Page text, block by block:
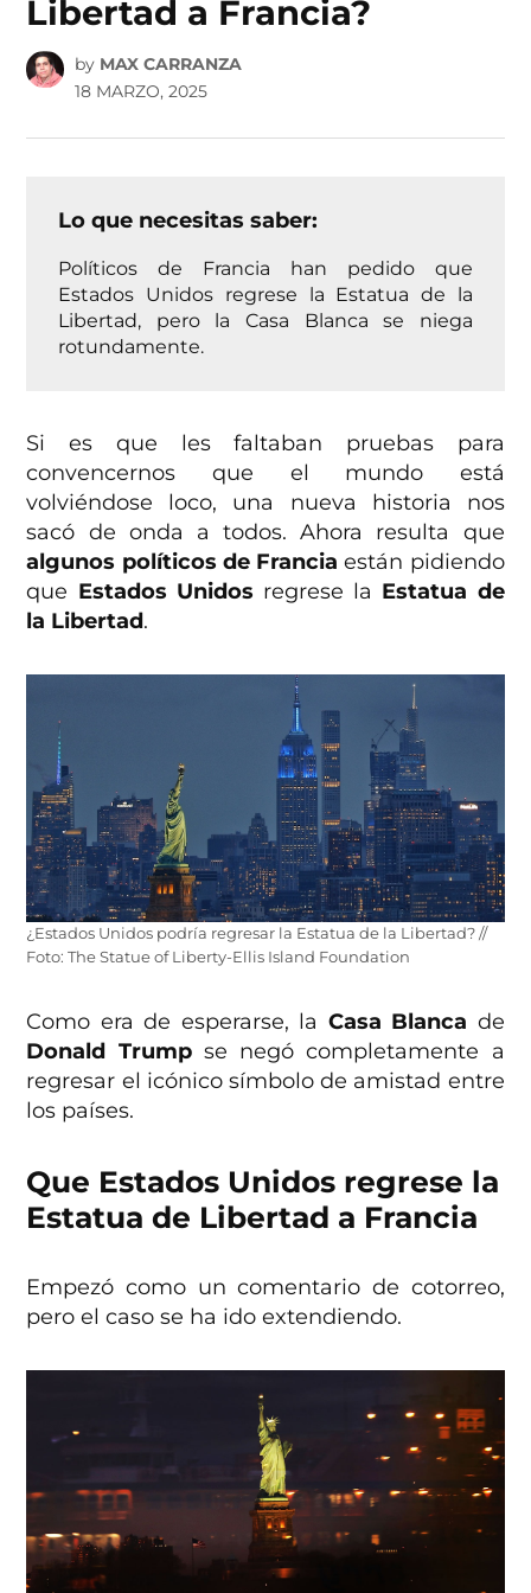
Libertad a Francia?
by MAX CARRANZA
18 MARZO, 2025
Lo que necesitas saber:
Políticos de Francia han pedido que
Estados Unidos regrese la Estatua de la
Libertad, pero la Casa Blanca se niega
rotundamente.
Si es que les faltaban pruebas para
convencernos que el mundo está
volviéndose loco, una nueva historia nos
sacó de onda a todos. Ahora resulta que
algunos políticos de Franciaestán pidiendo
que Estados Unidos regrese la Estatua de
la Libertad.
¿Estados Unidos podría regresar la Estatua de la Libertad? //
Foto: The Statue of Liberty-Ellis Island Foundation
Como era de esperarse, la Casa Blanca de
Donald Trumpse negó completamente a
regresar el icónico símbolo de amistad entre
los países.
Que Estados Unidos regrese la
Estatua de Libertad a Francia
Empezó como un comentario de cotorreo,
pero el caso se ha ido extendiendo.